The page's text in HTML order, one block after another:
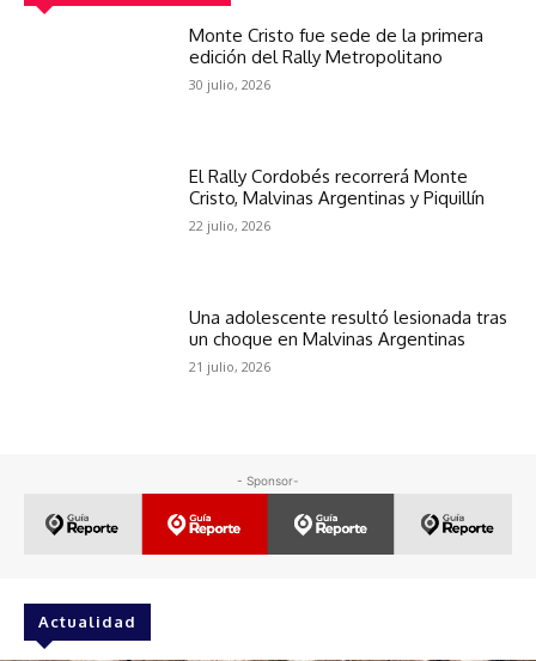
Monte Cristo fue sede de la primera
edición del Rally Metropolitano
30 julio, 2026
El Rally Cordobés recorrerá Monte
Cristo, Malvinas Argentinas y Piquillín
22 julio, 2026
Una adolescente resultó lesionada tras
un choque en Malvinas Argentinas
21 julio, 2026
- Sponsor-
Actualidad